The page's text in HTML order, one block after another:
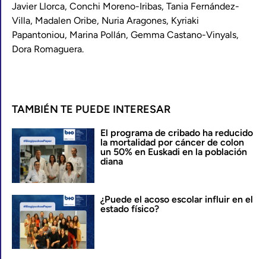
Javier Llorca, Conchi Moreno-Iribas, Tania Fernández-
Villa, Madalen Oribe, Nuria Aragones, Kyriaki
Papantoniou, Marina Pollán, Gemma Castano-Vinyals,
Dora Romaguera.
TAMBIÉN TE PUEDE INTERESAR
El programa de cribado ha reducido
la mortalidad por cáncer de colon
un 50% en Euskadi en la población
diana
¿Puede el acoso escolar influir en el
estado físico?